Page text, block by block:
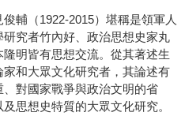
（1922-2015）堪稱是領軍人
究者竹內好、政治思想史家丸
明皆有思想交流。從其著述生
和大眾文化研究者，其論述有
對國家戰爭與政治文明的省
思想史特質的大眾文化研究。